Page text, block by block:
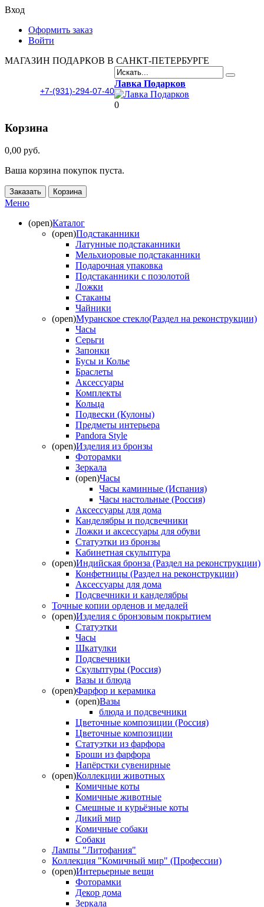
Вход
Оформить заказ
Войти
МАГАЗИН ПОДАРКОВ В САНКТ-ПЕТЕРБУРГЕ
+7-(931)-294-07-40
Лавка Подарков
0
Корзина
0,00 руб.
Ваша корзина покупок пуста.
Заказать Корзина
Меню
(open)Каталог
(open)Подстаканники
Латунные подстаканники
Мельхиоровые подстаканники
Подарочная упаковка
Подстаканники с позолотой
Ложки
Стаканы
Чайники
(open)Муранское стекло(Раздел на реконструкции)
Часы
Серьги
Запонки
Бусы и Колье
Браслеты
Аксессуары
Комплекты
Кольца
Подвески (Кулоны)
Предметы интерьера
Pandora Style
(open)Изделия из бронзы
Фоторамки
Зеркала
(open)Часы
Часы каминные (Испания)
Часы настольные (Россия)
Аксессуары для дома
Канделябры и подсвечники
Ложки и аксессуары для обуви
Статуэтки из бронзы
Кабинетная скульптура
(open)Индийская бронза (Раздел на реконструкции)
Конфетницы (Раздел на реконструкции)
Аксессуары для дома
Подсвечники и канделябры
Точные копии орденов и медалей
(open)Изделия с бронзовым покрытием
Статуэтки
Часы
Шкатулки
Подсвечники
Скульптуры (Россия)
Вазы и блюда
(open)Фарфор и керамика
(open)Вазы
блюда и подсвечники
Цветочные композиции (Россия)
Цветочные композиции
Статуэтки из фарфора
Броши из фарфора
Напёрстки сувенирные
(open)Коллекции животных
Комичные коты
Комичные животные
Смешные и курьёзные коты
Дикий мир
Комичные собаки
Собаки
Лампы "Литофания"
Коллекция "Комичный мир" (Профессии)
(open)Интерьерные вещи
Фоторамки
Декор дома
Зеркала